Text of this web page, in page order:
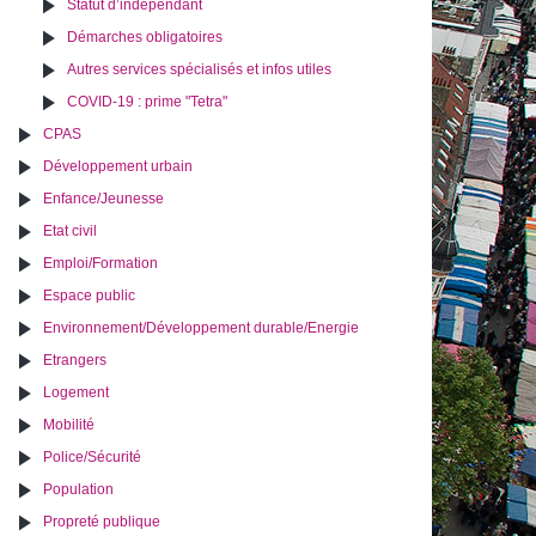
Statut d’indépendant
Démarches obligatoires
Autres services spécialisés et infos utiles
COVID-19 : prime "Tetra"
CPAS
Développement urbain
Enfance/Jeunesse
Etat civil
Emploi/Formation
Espace public
Environnement/Développement durable/Energie
Etrangers
Logement
Mobilité
Police/Sécurité
Population
Propreté publique